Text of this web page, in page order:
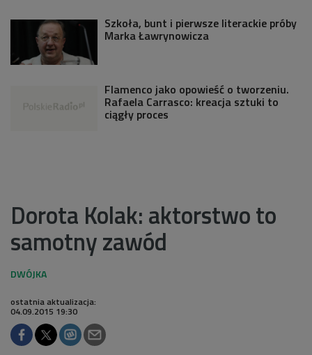
Szkoła, bunt i pierwsze literackie próby
Marka Ławrynowicza
Flamenco jako opowieść o tworzeniu.
Rafaela Carrasco: kreacja sztuki to
ciągły proces
Dorota Kolak: aktorstwo to
samotny zawód
ostatnia aktualizacja:
04.09.2015 19:30